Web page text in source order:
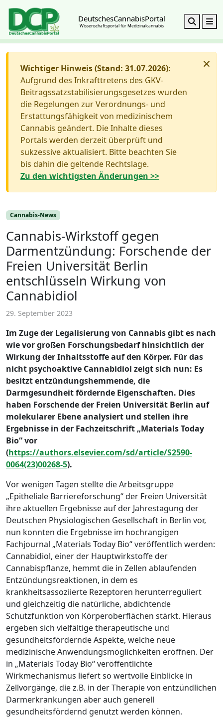
DeutschesCannabisPortal
Wissenschaftsportal für Medizinalcannabis Search
×
Wichtiger Hinweis (Stand: 31.07.2026):
Aufgrund des Inkrafttretens des GKV-
Beitragssatzstabilisierungsgesetzes wurden
die Regelungen zur Verordnungs- und
Erstattungsfähigkeit von medizinischem
Cannabis geändert. Die Inhalte dieses
Portals werden derzeit überprüft und
sukzessive aktualisiert. Bitte beachten Sie
bis dahin die geltende Rechtslage.
Zu den wichtigsten Änderungen >>
Cannabis-News
Cannabis-Wirkstoff gegen
Darmentzündung: Forschende der
Freien Universität Berlin
entschlüsseln Wirkung von
Cannabidiol
29. September 2023
Im Zuge der Legalisierung von Cannabis gibt es nach
wie vor großen Forschungsbedarf hinsichtlich der
Wirkung der Inhaltsstoffe auf den Körper. Für das
nicht psychoaktive Cannabidiol zeigt sich nun: Es
besitzt entzündungshemmende, die
Darmgesundheit fördernde Eigenschaften. Dies
haben Forschende der Freien Universität Berlin auf
molekularer Ebene analysiert und stellen ihre
Ergebnisse in der Fachzeitschrift „Materials Today
Bio“ vor
(https://authors.elsevier.com/sd/article/S2590-
0064(23)00268-5).
Vor wenigen Tagen stellte die Arbeitsgruppe
„Epitheliale Barriereforschung“ der Freien Universität
ihre aktuellen Ergebnisse auf der Jahrestagung der
Deutschen Physiologischen Gesellschaft in Berlin vor,
nun konnten die Ergebnisse im hochrangigen
Fachjournal „Materials Today Bio“ veröffentlich werden:
Cannabidiol, einer der Hauptwirkstoffe der
Cannabispflanze, hemmt die in Zellen ablaufenden
Entzündungsreaktionen, in dem es
krankheitsassoziierte Rezeptoren herunterreguliert
und gleichzeitig die natürliche, abdichtende
Schutzfunktion von Körperoberflächen stärkt. Hieraus
ergeben sich vielfältige therapeutische und
gesundheitsfördernde Aspekte, welche neue
medizinische Anwendungsmöglichkeiten eröffnen. Der
in „Materials Today Bio“ veröffentlichte
Wirkmechanismus liefert so wertvolle Einblicke in
Zellvorgänge, die z.B. in der Therapie von entzündlichen
Darmerkrankungen aber auch generell
gesundheitsfördernd genutzt werden können.